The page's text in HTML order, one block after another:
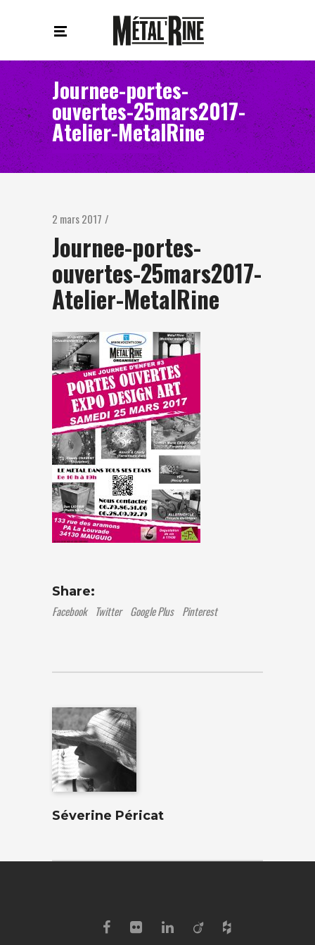
Journee-portes-
ouvertes-25mars2017-
Atelier-MetalRine
2 mars 2017
Journee-portes-
ouvertes-25mars2017-
Atelier-MetalRine
Share:
Facebook
Twitter Google Plus Pinterest
Séverine Péricat